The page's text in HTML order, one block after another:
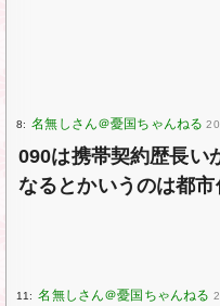
8:
090は携帯契約歴長い
なるとかいうのは都市
11: